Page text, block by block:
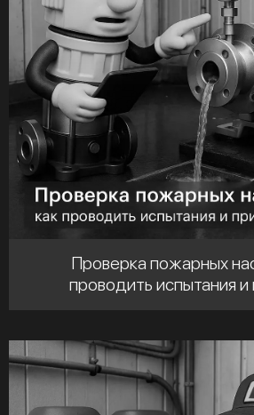
Проверка пожарных
проводить испытания и